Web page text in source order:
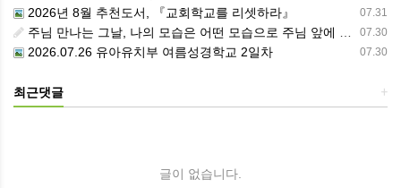
07.31
2026년 8월 추천도서, 『교회학교를 리셋하라』
07.30
주님 만나는 그날, 나의 모습은 어떤 모습으로 주님 앞에 서게 될까 ??????
07.30
2026.07.26 유아유치부 여름성경학교 2일차
+
최근댓글
글이 없습니다.